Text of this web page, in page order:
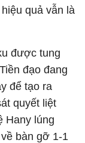
quả vẫn là
được tung
đạo đang
để tạo ra
quyết liệt
Hany lúng
bàn gỡ 1-1